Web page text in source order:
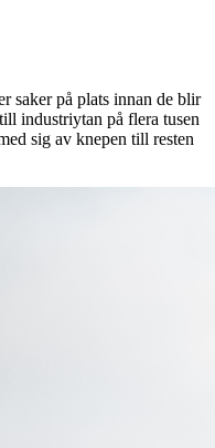
saker på plats innan de blir
industriytan på flera tusen
sig av knepen till resten